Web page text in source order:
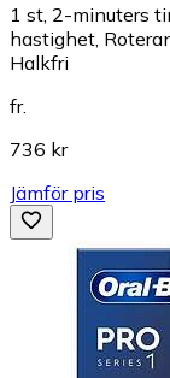
1 st, 2-minuters
hastighet,
Halkfri
fr.
736 kr
Jämför pris